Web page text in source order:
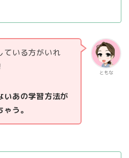
ともな
ている方がいれ
いあの学習方法が
う。